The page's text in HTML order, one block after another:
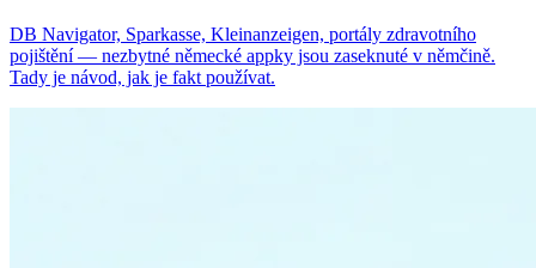
DB Navigator, Sparkasse, Kleinanzeigen, portály zdravotního
pojištění — nezbytné německé appky jsou zaseknuté v němčině.
Tady je návod, jak je fakt používat.